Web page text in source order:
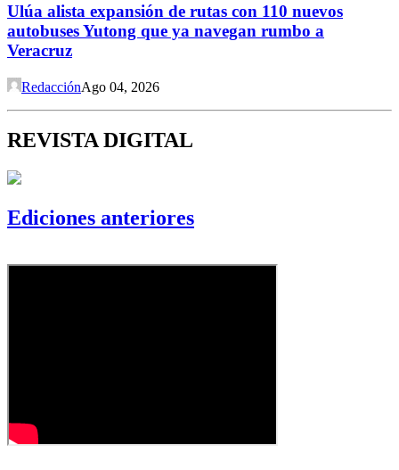
Ulúa alista expansión de rutas con 110 nuevos
autobuses Yutong que ya navegan rumbo a
Veracruz
RedacciónAgo 04, 2026
REVISTA DIGITAL
Ediciones anteriores